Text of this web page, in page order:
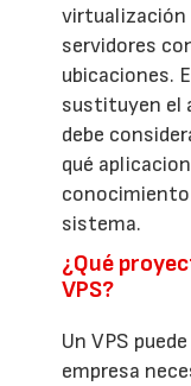
virtualización
servidores
ubicaciones.
sustituyen el
debe
qué
sistema.
¿Qué
VPS?
Un VPS
empresa